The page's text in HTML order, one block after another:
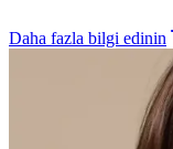
Daha fazla bilgi edinin